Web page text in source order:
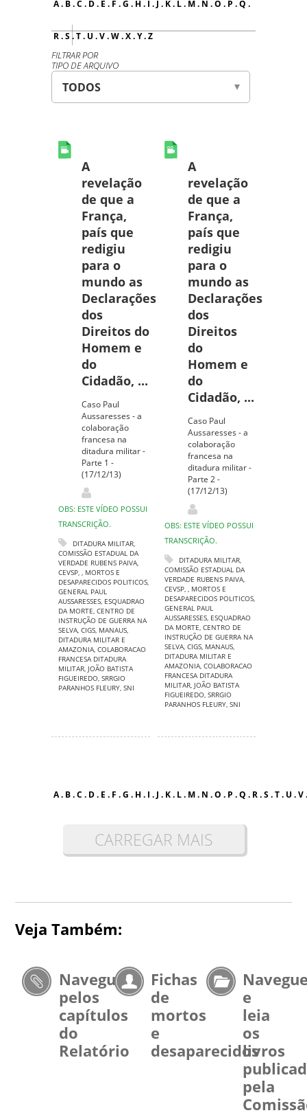
A. B.C . D. E . F .G . H. I . J . K. L. M. N .O . P .Q .
R.S .T. U .V.W.X.Y.Z
FILTRAR POR
TIPO DE ARQUIVO
A
revelação
de que a
França,
país que
redigiu
para o
mundo as
Declarações
dos
Direitos do
Homem e
do
Cidadão, ...
Caso Paul
Aussaresses - a
colaboração
francesa na
ditadura militar -
Parte 1 -
(17/12/13)
OBS: ESTE VÍDEO POSSUI
TRANSCRIÇÃO.
DITADURA MILITAR,
COMISSÃO ESTADUAL DA
VERDADE RUBENS PAIVA,
CEVSP, , MORTOS E
DESAPARECIDOS POLITICOS,
GENERAL PAUL
AUSSARESSES, ESQUADRAO
DA MORTE, CENTRO DE
INSTRUÇÃO DE GUERRA NA
SELVA, CIGS, MANAUS,
DITADURA MILITAR E
AMAZONIA, COLABORACAO
FRANCESA DITADURA
MILITAR, JOÃO BATISTA
FIGUEIREDO, SRRGIO
PARANHOS FLEURY, SNI
A
revelação
de que a
França,
país que
redigiu
para o
mundo as
Declarações
dos
Direitos
do
Homem e
do
Cidadão, ...
Caso Paul
Aussaresses - a
colaboração
francesa na
ditadura militar -
Parte 2 -
(17/12/13)
OBS: ESTE VÍDEO POSSUI
TRANSCRIÇÃO.
DITADURA MILITAR,
COMISSÃO ESTADUAL DA
VERDADE RUBENS PAIVA,
CEVSP, , MORTOS E
DESAPARECIDOS POLITICOS,
GENERAL PAUL
AUSSARESSES, ESQUADRAO
DA MORTE, CENTRO DE
INSTRUÇÃO DE GUERRA NA
SELVA, CIGS, MANAUS,
DITADURA MILITAR E
AMAZONIA, COLABORACAO
FRANCESA DITADURA
MILITAR, JOÃO BATISTA
FIGUEIREDO, SRRGIO
PARANHOS FLEURY, SNI
A. B.C . D. E . F .G . H. I . J . K. L. M. N .O . P .Q . R.S.T. U .V.
CARREGAR MAIS
Veja Também:
Navegue
pelos
capítulos
do
Relatório
Fichas
de
mortos
e
desaparecidos
e
leia
os
livros
pela